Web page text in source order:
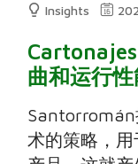
Insights
曲和运行
Santorromán
术的策略，